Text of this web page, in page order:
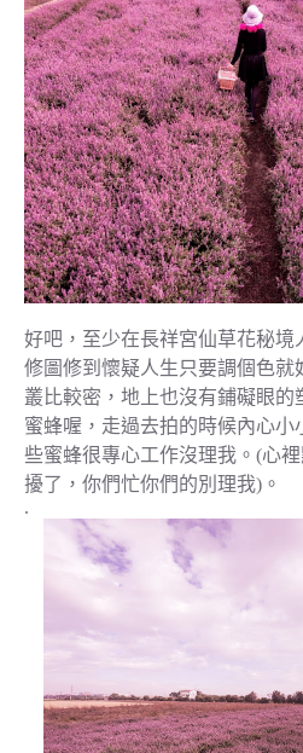
好吧，至少在長祥宮仙草花秘境
修圖修到懷疑人生只要調個色就
叢比較密，地上也沒有鋪礙眼的
蜜蜂喔，走過去拍的時候內心小
些蜜蜂很專心工作沒理我。(心
擾了，你們忙你們的別理我)。
.